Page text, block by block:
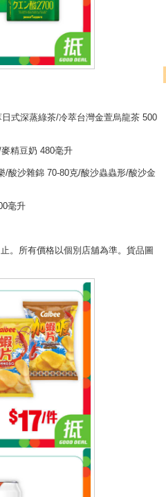
式深蒸綠茶/冷萃台灣金萱烏龍茶 500
精豆奶 480毫升
/酸沙雜錦 70-80克/酸沙蟲蟲形/酸沙金
毫升
。所有價格以個別店舖為準。貨品圖